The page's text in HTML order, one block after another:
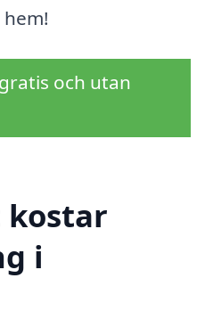
och utan
kostar
i